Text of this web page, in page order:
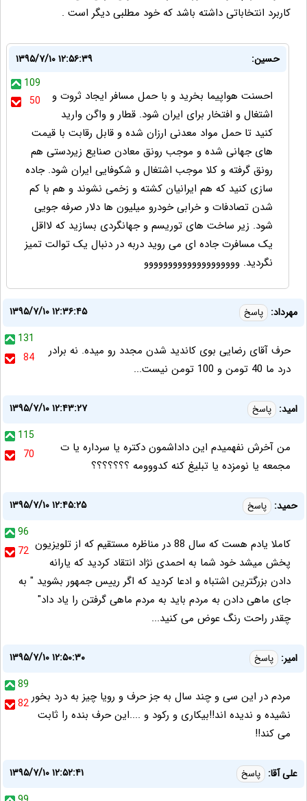
کاربرد انتخاباتی داشته باشد که خود مطلبی دیگر است .
حسین:
۱۳۹۵/۷/۱۰ ۱۲:۵۶:۳۹
109
50
احسنت هواپیما بخرید و با حمل مسافر ایجاد ثروت و
اشتغال و افتخار برای ایران شود. قطار و واگن وارید
کنید تا حمل مواد معدنی ارزان شده و قابل رقابت با قیمت
های جهانی شده و موجب رونق معادن صنایع زیردستی هم
رونق گرفته و کلا موجب اشتغال و شکوفایی ایران شود. جاده
سازی کنید که هم ایرانیان کشته و زخمی نشوند و هم با کم
شدن تصادفات و خرابی خودرو میلیون ها دلار صرفه جویی
شود. زیر ساخت های توریسم و جهانگردی بسازید که لااقل
یک مسافرت جاده ای می روید دربه در دنبال یک توالت تمیز
نگردید. وووووووووووووووووووو
مهرداد: پاسخ
۱۳۹۵/۷/۱۰ ۱۲:۳۶:۴۵
131
84
حرف آقای رضایی بوی کاندید شدن مجدد رو میده. نه برادر
درد ما 40 تومن و 100 تومن نیست...
اميد: پاسخ
۱۳۹۵/۷/۱۰ ۱۲:۴۳:۲۷
115
70
من آخرش نفهميدم اين داداشمون دكتره يا سرداره يا ت
مجمعه يا نومزده يا تبليغ كنه كدووومه ؟؟؟؟؟؟؟
حمید: پاسخ
۱۳۹۵/۷/۱۰ ۱۲:۴۵:۲۵
96
72 کاملا یادم هست که سال 88 در مناظره مستقیم که از تلویزیون
پخش میشد خود شما به احمدی نژاد انتقاد کردید که یارانه
دادن بزرگترین اشتباه و ادعا کردید که اگر رییس جمهور بشوید " به
جای ماهی دادن به مردم باید به مردم ماهی گرفتن را یاد داد"
چقدر راحت رنگ عوض می کنید...
امیر: پاسخ
۱۳۹۵/۷/۱۰ ۱۲:۵۰:۳۰
89
82مردم در این سی و چند سال به جز حرف و رویا چیز به درد بخور
نشیده و ندیده اند!!بیکاری و رکود و ....این حرف بنده را ثابت
می کند!!
علی آقا: پاسخ
۱۳۹۵/۷/۱۰ ۱۲:۵۲:۴۱